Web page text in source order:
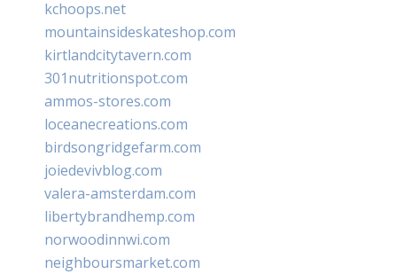
kchoops.net
mountainsideskateshop.com
kirtlandcitytavern.com
301nutritionspot.com
ammos-stores.com
loceanecreations.com
birdsongridgefarm.com
joiedevivblog.com
valera-amsterdam.com
libertybrandhemp.com
norwoodinnwi.com
neighboursmarket.com